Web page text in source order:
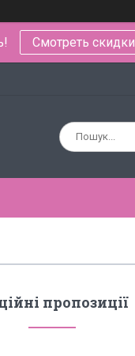
Смотреть скидки
пропозиції